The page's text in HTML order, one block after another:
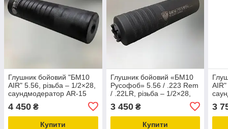
Глушник бойовий "БМ10
AIR" 5.56, різьба – 1/2×28,
саундмодератор AR-15
4 450 ₴
Купити
Глушник бойовий «БМ10
Русофоб» 5.56 / .223 Rem
/ .22LR, різьба – 1/2×28,
3 450₴
Купити
AIR"
3